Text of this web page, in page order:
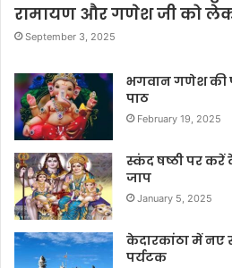
रामायण और गणेश जी को
September 3, 2025
भगवान गणेश की
पाठ
February 19, 2025
स्कंद षष्ठी पर करें
जाप
January 5, 2025
केदारकांठा में
पर्यटक